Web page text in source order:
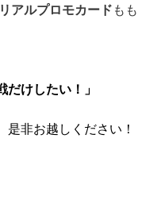
アルプロモカード もも
だけしたい！」
是非お越しください！